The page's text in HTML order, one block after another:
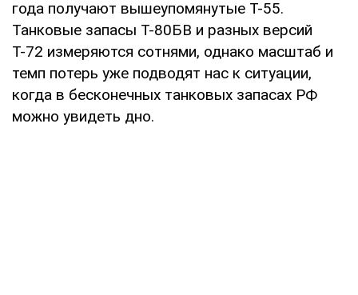
года получают вышеупомянутые Т-55.
Танковые запасы Т-80БВ и разных версий
Т-72 измеряются сотнями, однако масштаб и
темп потерь уже подводят нас к ситуации,
когда в бесконечных танковых запасах РФ
можно увидеть дно.